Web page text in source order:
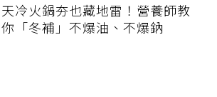
天冷火鍋夯也藏地雷！營養師教
你「冬補」不爆油、不爆鈉